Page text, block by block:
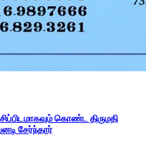
கொண்ட திருமதி
சேர்ந்தார்